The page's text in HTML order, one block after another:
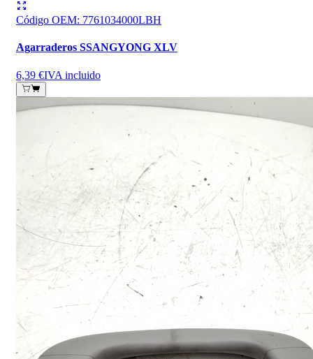
Código OEM: 7761034000LBH
Agarraderos SSANGYONG XLV
6,39 €IVA incluido